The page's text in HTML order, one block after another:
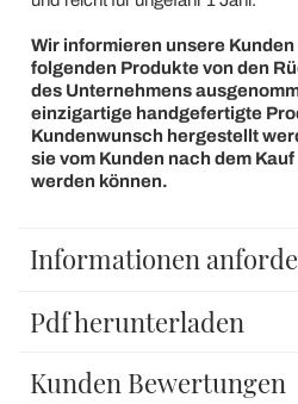
Wir informieren unsere
folgenden Produkte von den
des Unternehmens
einzigartige handgefertigte
Kundenwunsch hergestellt
sie vom Kunden nach dem
werden können.
Informationen
Pdf herunterladen
Kunden Bewertungen